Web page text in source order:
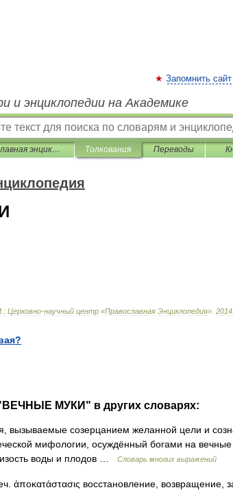
Запомнить сайт
и энциклопедии на Академике
Православная энциклопедия Толкования Переводы
: Церковно-научный центр «Православная Энциклопедия» 2014
МУКИ" в других словарях:
вызываемые созерцанием желанной цели и
мифологии, осуждённый богами на вечные
воды и плодов …
Словарь многих выражений
ἀποκατάστασις восстановление, возвращение,